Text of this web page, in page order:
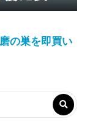
の巣を即買い